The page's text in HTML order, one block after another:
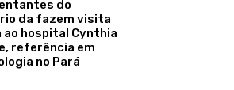
do
da fazem visita
hospital Cynthia
referência em
no Pará